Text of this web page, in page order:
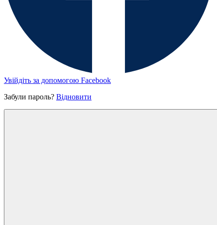
Увійдіть за допомогою Facebook
Забули пароль? Відновити